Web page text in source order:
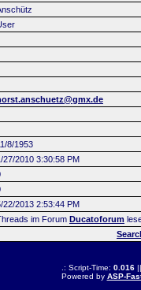
8/1953
27/2010 3:30:58 PM
22/2013 2:53:44 PM
im Forum Ducatoforum
.: Script-Time: 0.016||
Powered by ASP-